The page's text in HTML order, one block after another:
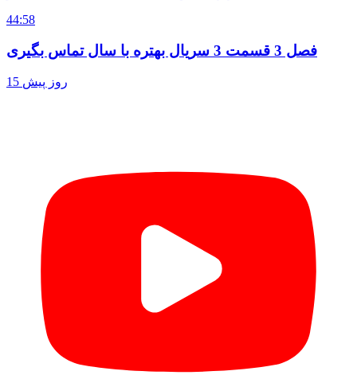
44:58
فصل 3 قسمت 3 سریال بهتره با سال تماس بگیری
15 روز پیش